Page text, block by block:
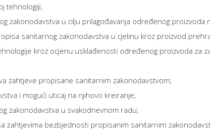
tehnologiji;
zakonodavstva u cilju prilagođavanja određenog proizvoda
sanitarnog zakonodavstva u cjelinu kroz proizvod
kroz ocjenu usklađenosti određenog proizvoda za
zahtjeve propisane sanitarnim zakonodavstvom;
i mogući uticaj na njihovo kreiranje;
zakonodavstva u svakodnevnom radu;
zahtjevima bezbjednosti propisanim sanitarnim